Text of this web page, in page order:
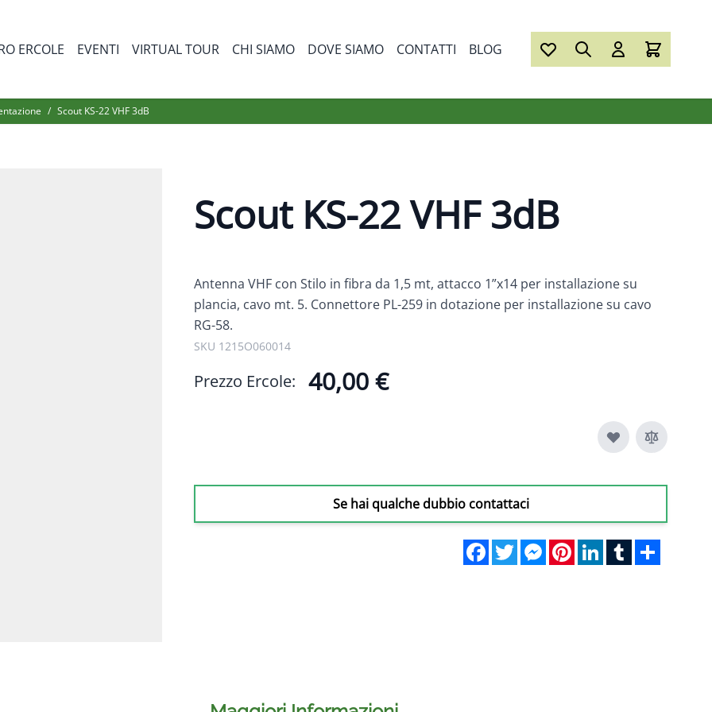
for Prodotti
ERCOLE EVENTI VIRTUAL TOUR CHI SIAMO DOVE SIAMO CONTATTI BLOG
/ Scout KS-22 VHF 3dB
Scout KS-22 VHF 3dB
Antenna VHF con Stilo in fibra da 1,5 mt, attacco 1”x14 per installazione su
plancia, cavo mt. 5. Connettore PL-259 in dotazione per installazione su cavo
RG-58.
SKU 1215O060014
Prezzo Ercole: 40,00 €
Se hai qualche dubbio contattaci
FacebookTwitterMessengerPinterestLinkedInTumblr